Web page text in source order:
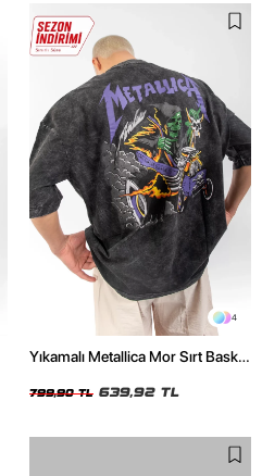
4
Yıkamalı Metallica Mor Sırt Baskılı
799,90 TL 639,92 TL